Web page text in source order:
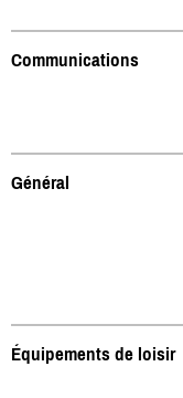
Communications
Général
Équipements de loisir